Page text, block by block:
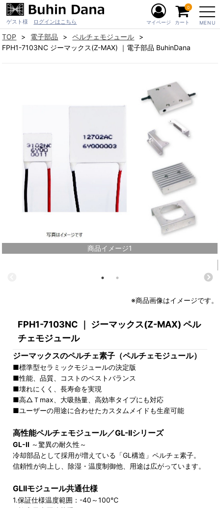
ゲスト様 ログインはこちら MENU
マイページ カート
0
TOP 電子部品
ペルチェモジュール
FPH1-7103NC ジーマックス(Z-MAX) ｜電子部品 BuhinDana
商品イメージ1
※商品画像はイメージです。
FPH1-7103NC ｜ ジーマックス(Z-MAX) ペル
チェモジュール
ジーマックスのペルチェ素子（ペルチェモジュール）
■標準型セラミックモジュールの決定版
■性能、品質、コストのベストバランス
■壊れにくく、長寿命を実現
■高△Ｔmax、大吸熱量、高効率タイプにも対応
■ユーザーの用途に合わせたカスタムメイドも生産可能
高性能ペルチェモジュール／GL-IIシリーズ
GL-II ～驚異の耐久性～
冷却部品として採用が増えている「GL構造」ペルチェ素子。
信頼性が向上し、除湿・温度制御他、用途は広がっています。
GLIIモジュール共通仕様
1.保証仕様温度範囲：-40～100℃